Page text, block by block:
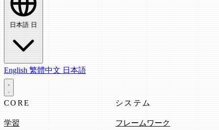
日本語 日
English 繁體中文 日本語
CORE
学習
システム
フレームワーク